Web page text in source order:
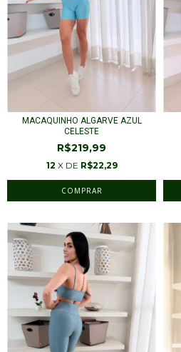
MACAQUINHO ALGARVE AZUL
CELESTE
R$219,99
12 X DE R$22,29
COMPRAR